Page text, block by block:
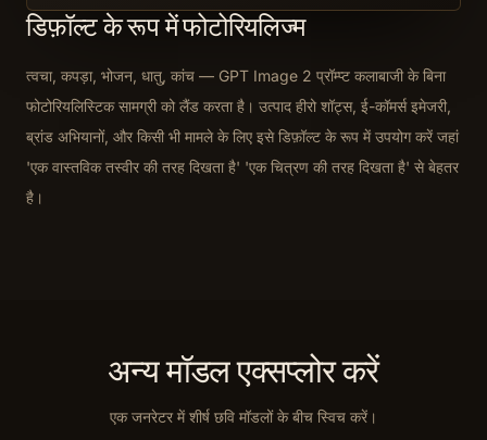
डिफ़ॉल्ट के रूप में फोटोरियलिज्म
त्वचा, कपड़ा, भोजन, धातु, कांच — GPT Image 2 प्रॉम्प्ट कलाबाजी के बिना
फोटोरियलिस्टिक सामग्री को लैंड करता है। उत्पाद हीरो शॉट्स, ई-कॉमर्स इमेजरी,
ब्रांड अभियानों, और किसी भी मामले के लिए इसे डिफ़ॉल्ट के रूप में उपयोग करें जहां
'एक वास्तविक तस्वीर की तरह दिखता है' 'एक चित्रण की तरह दिखता है' से बेहतर
है।
अन्य मॉडल एक्सप्लोर करें
एक जनरेटर में शीर्ष छवि मॉडलों के बीच स्विच करें।